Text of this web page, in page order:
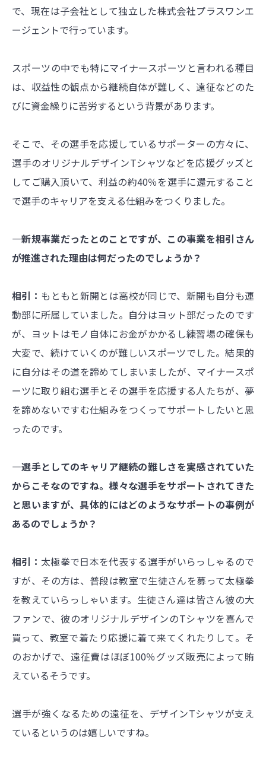
で、現在は子会社として独立した株式会社プラスワンエ
ージェントで行っています。
スポーツの中でも特にマイナースポーツと言われる種目
は、収益性の観点から継続自体が難しく、遠征などのた
びに資金繰りに苦労するという背景があります。
そこで、その選手を応援しているサポーターの方々に、
選手のオリジナルデザインTシャツなどを応援グッズと
してご購入頂いて、利益の約40％を選手に還元すること
で選手のキャリアを支える仕組みをつくりました。
―新規事業だったとのことですが、この事業を相引さん
が推進された理由は何だったのでしょうか？
相引： もともと新開とは高校が同じで、新開も自分も運
動部に所属していました。自分はヨット部だったのです
が、ヨットはモノ自体にお金がかかるし練習場の確保も
大変で、続けていくのが難しいスポーツでした。結果的
に自分はその道を諦めてしまいましたが、マイナースポ
ーツに取り組む選手とその選手を応援する人たちが、夢
を諦めないですむ仕組みをつくってサポートしたいと思
ったのです。
―選手としてのキャリア継続の難しさを実感されていた
からこそなのですね。様々な選手をサポートされてきた
と思いますが、具体的にはどのようなサポートの事例が
あるのでしょうか？
相引： 太極拳で日本を代表する選手がいらっしゃるので
すが、その方は、普段は教室で生徒さんを募って太極拳
を教えていらっしゃいます。生徒さん達は皆さん彼の大
ファンで、彼のオリジナルデザインのTシャツを喜んで
買って、教室で着たり応援に着て来てくれたりして。そ
のおかげで、遠征費はほぼ100％グッズ販売によって賄
えているそうです。
選手が強くなるための遠征を、デザインTシャツが支え
ているというのは嬉しいですね。